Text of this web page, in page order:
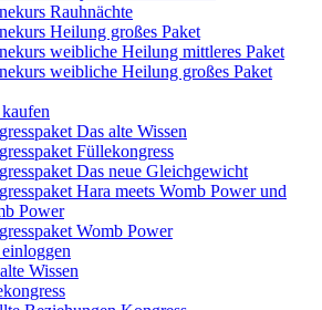
Rauhnächte
Heilung großes Paket
weibliche Heilung mittleres Paket
weibliche Heilung großes Paket
Das alte Wissen
Füllekongress
Das neue Gleichgewicht
Hara meets Womb Power und
Power
Womb Power
Wissen